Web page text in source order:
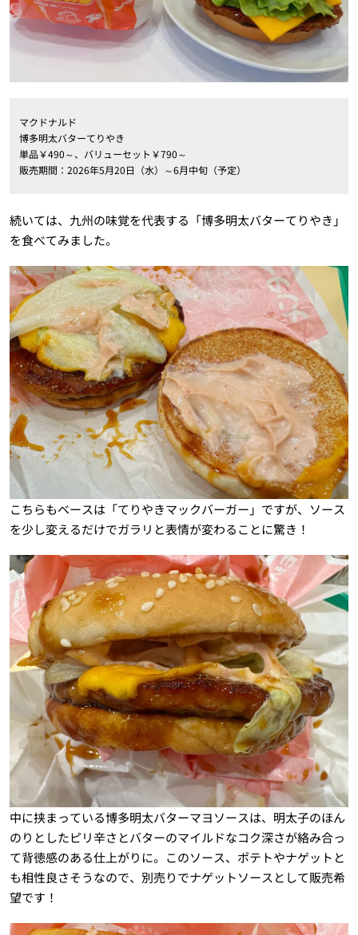
マクドナルド
博多明太バターてりやき
単品￥490～、バリューセット￥790～
販売期間：2026年5月20日（水）～6月中旬（予定）
続いては、九州の味覚を代表する「博多明太バターてりやき」
を食べてみました。
こちらもベースは「てりやきマックバーガー」ですが、ソース
を少し変えるだけでガラリと表情が変わることに驚き！
中に挟まっている博多明太バターマヨソースは、明太子のほん
のりとしたピリ辛さとバターのマイルドなコク深さが絡み合っ
て背徳感のある仕上がりに。このソース、ポテトやナゲットと
も相性良さそうなので、別売りでナゲットソースとして販売希
望です！